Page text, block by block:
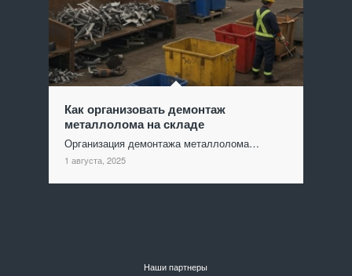
Как организовать демонтаж
металлолома на складе
Организация демонтажа металлолома…
1 августа, 2025
Наши партнеры